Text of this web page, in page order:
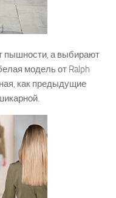
пышности, а выбирают
модель от Ralph
как предыдущие